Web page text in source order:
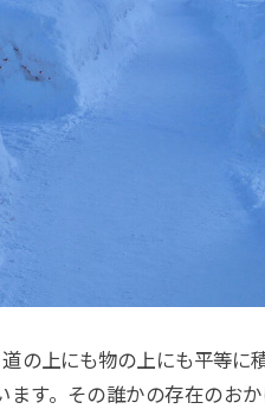
の上にも物の上にも平等に
す。その誰かの存在のお